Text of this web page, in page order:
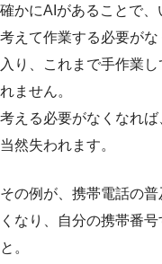
確かにAIがあることで、
考えて作業する必要が
入り、これまで手作業
れません。
考える必要がなくなれ
当然失われます。
その例が、携帯電話の
くなり、自分の携帯番
と。